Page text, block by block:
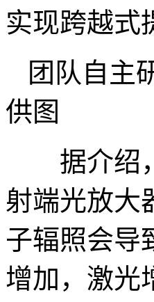
实现跨越式
团队自主
供图
据介绍，
射端光放大
子辐照会导
增加，激光